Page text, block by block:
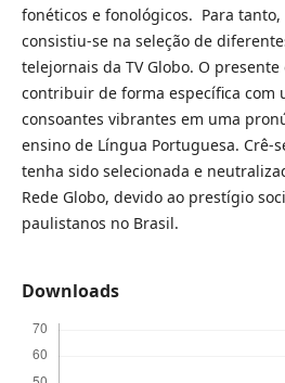
fonéticos e fonológicos. Para
consistiu-se na seleção de
telejornais da TV Globo. O
contribuir de forma específica com
consoantes vibrantes em uma
ensino de Língua Portuguesa. Crê-
tenha sido selecionada e
Rede Globo, devido ao prestígio
paulistanos no Brasil.
Downloads